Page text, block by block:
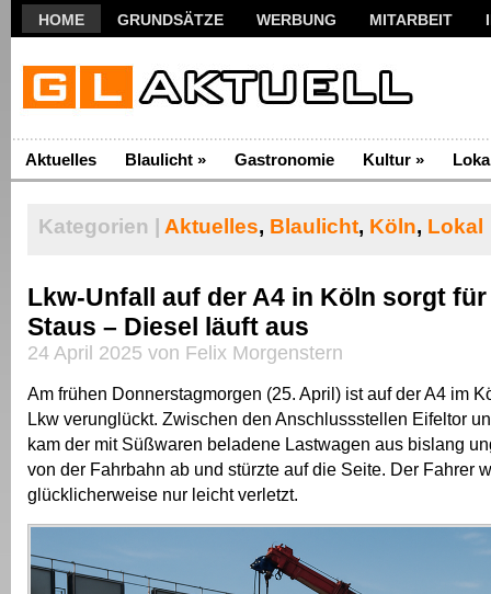
HOME GRUNDSÄTZE WERBUNG MITARBEIT
Aktuelles Blaulicht » Gastronomie Kultur »
Kategorien | Aktuelles, Blaulicht, Köln, Lokal
Lkw-Unfall auf der A4 in Köln sorgt
Staus – Diesel läuft aus
24 April 2025 von Felix Morgenstern
Am frühen Donnerstagmorgen (25. April) ist auf der A4 im
Lkw verunglückt. Zwischen den Anschlussstellen Eifeltor
kam der mit Süßwaren beladene Lastwagen aus bislang
von der Fahrbahn ab und stürzte auf die Seite. Der Fahrer
glücklicherweise nur leicht verletzt.